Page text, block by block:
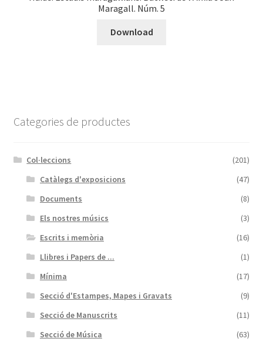
Maragall. Núm. 5
Download
Categories de productes
Col·leccions
(201)
Catàlegs d'exposicions
(47)
Documents
(8)
Els nostres músics
(3)
Escrits i memòria
(16)
Llibres i Papers de ...
(1)
Mínima
(17)
Secció d'Estampes, Mapes i Gravats
(9)
Secció de Manuscrits
(11)
Secció de Música
(63)